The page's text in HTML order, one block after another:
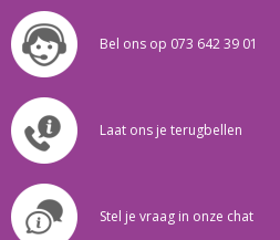
Bel ons op 073 642 39 01
Laat ons je terugbellen
Stel je vraag in onze chat